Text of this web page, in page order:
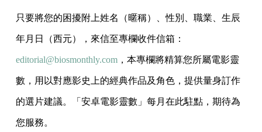
只要將您的困擾附上姓名（暱稱）、性別、職業、生辰
年月日（西元），來信至專欄收件信箱：
editorial@biosmonthly.com ，本專欄將精算您所屬電影靈
數，用以對應影史上的經典作品及角色，提供量身訂作
的選片建議。「安卓電影靈數」每月在此駐點，期待為
您服務。